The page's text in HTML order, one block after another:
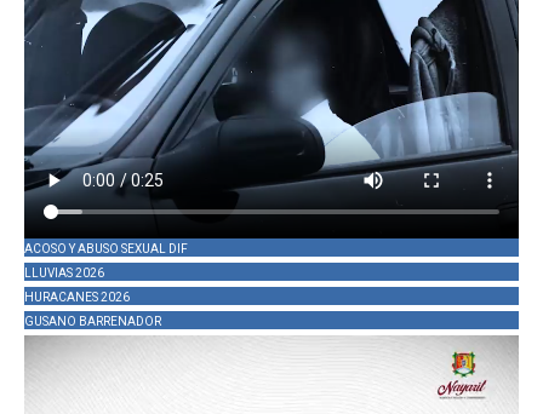
ACOSO Y ABUSO SEXUAL DIF
LLUVIAS 2026
HURACANES 2026
GUSANO BARRENADOR